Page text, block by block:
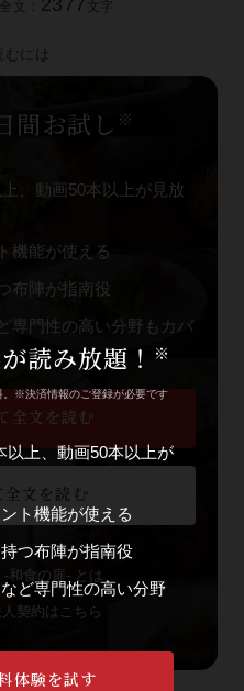
文： 文字
には
間お試し ※
、動画50本以上が見放
機能が使える
布陣が指南役
専門性の高い分野もカバ
全文を読む
全文を読む
和食の扉- とは
契約はこちら
読み放題！ ※
。※決済情報のご登録が必要です
以上、動画50本以上が
ト機能が使える
つ布陣が指南役
ど専門性の高い分野
体験を試す